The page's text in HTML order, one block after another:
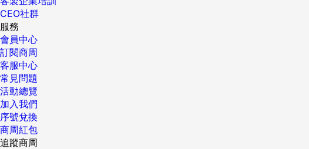
CEO社群
服務
會員中心
訂閱商周
客服中心
常見問題
活動總覽
加入我們
序號兌換
商周紅包
追蹤商周